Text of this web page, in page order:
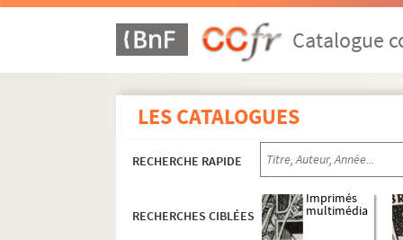
Catalogue
LES CATALOGUES
RECHERCHE RAPIDE
RECHERCHES CIBLÉES
Imprimés
multimédia